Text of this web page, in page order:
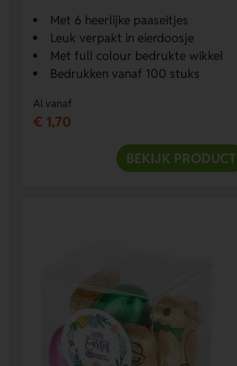
Met 6 heerlijke paaseitjes
Leuk verpakt in eierdoosje
Met full colour bedrukte wikkel
Bedrukken vanaf 100 stuks
Al vanaf
€ 1,70
BEKIJK PRODUCT